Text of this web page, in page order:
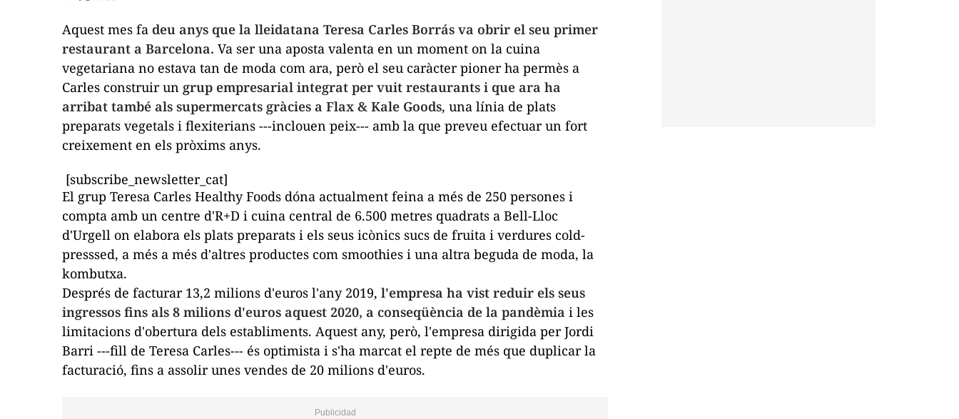
Aquest mes fa deu anys que la lleidatana Teresa Carles Borrás va obrir el seu primer
restaurant a Barcelona. Va ser una aposta valenta en un moment on la cuina
vegetariana no estava tan de moda com ara, però el seu caràcter pioner ha permès a
Carles construir un grup empresarial integrat per vuit restaurants i que ara ha
arribat també als supermercats gràcies a Flax & Kale Goods, una línia de plats
preparats vegetals i flexiterians ---inclouen peix--- amb la que preveu efectuar un fort
creixement en els pròxims anys.
[subscribe_newsletter_cat]
El grup Teresa Carles Healthy Foods dóna actualment feina a més de 250 persones i
compta amb un centre d'R+D i cuina central de 6.500 metres quadrats a Bell-Lloc
d'Urgell on elabora els plats preparats i els seus icònics sucs de fruita i verdures cold-
presssed, a més a més d'altres productes com smoothies i una altra beguda de moda, la
kombutxa.
Després de facturar 13,2 milions d'euros l'any 2019, l'empresa ha vist reduir els seus
ingressos fins als 8 milions d'euros aquest 2020, a conseqüència de la pandèmia i les
limitacions d'obertura dels establiments. Aquest any, però, l'empresa dirigida per Jordi
Barri ---fill de Teresa Carles--- és optimista i s'ha marcat el repte de més que duplicar la
facturació, fins a assolir unes vendes de 20 milions d'euros.